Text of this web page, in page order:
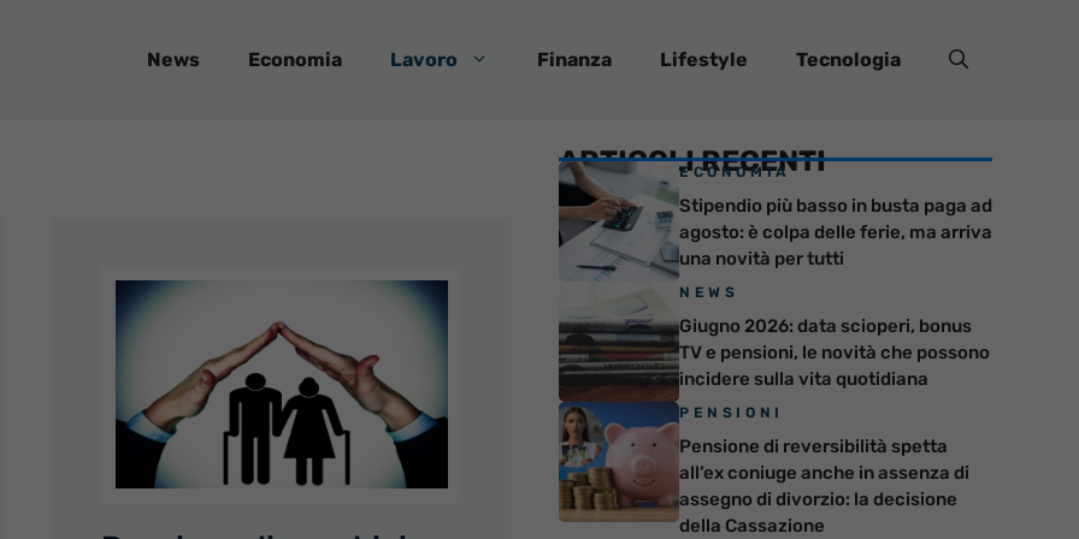
News Economia Lavoro Finanza Lifestyle Tecnologia
ARTICOLI RECENTI
ECONOMIA
Stipendio più basso in busta paga ad
agosto: è colpa delle ferie, ma arriva
una novità per tutti
NEWS
Giugno 2026: data scioperi, bonus
TV e pensioni, le novità che possono
incidere sulla vita quotidiana
PENSIONI
Pensione di reversibilità spetta
all’ex coniuge anche in assenza di
assegno di divorzio: la decisione
della Cassazione